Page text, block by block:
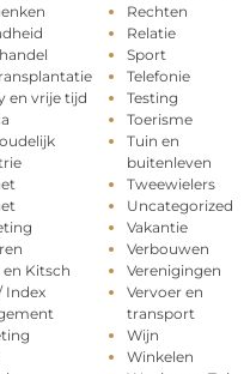
en vrije tijd
Kitsch
Index
Rechten
Relatie
Sport
Telefonie
Testing
Toerisme
Tuin en
buitenleven
Tweewielers
Uncategorized
Vakantie
Verbouwen
Verenigingen
Vervoer en
transport
Wijn
Winkelen